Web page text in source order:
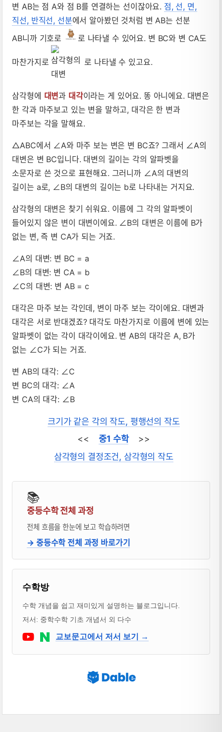
변 AB는 점 A와 점 B를 연결하는 선이잖아요. 점, 선, 면,
직선, 반직선, 선분에서 알아봤던 것처럼 변 AB는 선분
AB니까 기호로
로 나타낼 수 있어요. 변 BC와 변 CA도
마찬가지로 로 나타낼 수 있고요.
삼각형에 대변과 대각이라는 게 있어요. 똥 아니에요. 대변은
한 각과 마주보고 있는 변을 말하고, 대각은 한 변과
마주보는 각을 말해요.
△ABC에서 ∠A와 마주 보는 변은 변 BC죠? 그래서 ∠A의
대변은 변 BC입니다. 대변의 길이는 각의 알파벳을
소문자로 쓴 것으로 표현해요. 그러니까 ∠A의 대변의
길이는 a로, ∠B의 대변의 길이는 b로 나타내는 거지요.
삼각형의 대변은 찾기 쉬워요. 이름에 그 각의 알파벳이
들어있지 않은 변이 대변이에요. ∠B의 대변은 이름에 B가
없는 변, 즉 변 CA가 되는 거죠.
∠A의 대변: 변 BC = a
∠B의 대변: 변 CA = b
∠C의 대변: 변 AB = c
대각은 마주 보는 각인데, 변이 마주 보는 각이에요. 대변과
대각은 서로 반대겠죠? 대각도 마찬가지로 이름에 변에 있는
알파벳이 없는 각이 대각이에요. 변 AB의 대각은 A, B가
없는 ∠C가 되는 거죠.
변 AB의 대각: ∠C
변 BC의 대각: ∠A
변 CA의 대각: ∠B
크기가 같은 각의 작도, 평행선의 작도
<< 중1 수학>>
삼각형의 결정조건, 삼각형의 작도
📚
중등수학 전체 과정
전체 흐름을 한눈에 보고 학습하려면
→ 중등수학 전체 과정 바로가기
블로거 & 출판 교재 소개
수학방
수학 개념을 쉽고 재미있게 설명하는 블로그입니다.
저서: 중학수학 기초 개념서 외 다수
Youtube네이버 블로그
교보문고에서 저서 보기 →